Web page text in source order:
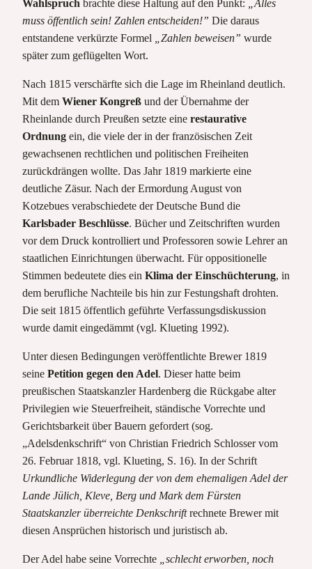
Wahlspruch brachte diese Haltung auf den Punkt:
„Alles
muss öffentlich sein! Zahlen entscheiden!” Die daraus
entstandene verkürzte Formel
„Zahlen beweisen” wurde
später zum geflügelten Wort.
Nach 1815 verschärfte sich die Lage im Rheinland deutlich.
Mit dem Wiener Kongreß und der Übernahme der
Rheinlande durch Preußen setzte eine restaurative
Ordnung ein, die viele der in der französischen Zeit
gewachsenen rechtlichen und politischen Freiheiten
zurückdrängen wollte. Das Jahr 1819 markierte eine
deutliche Zäsur. Nach der Ermordung August von
Kotzebues verabschiedete der Deutsche Bund die
Karlsbader Beschlüsse. Bücher und Zeitschriften wurden
vor dem Druck kontrolliert und Professoren sowie Lehrer an
staatlichen Einrichtungen überwacht. Für oppositionelle
Stimmen bedeutete dies ein Klima der Einschüchterung, in
dem berufliche Nachteile bis hin zur Festungshaft drohten.
Die seit 1815 öffentlich geführte Verfassungsdiskussion
wurde damit eingedämmt (vgl. Klueting 1992).
Unter diesen Bedingungen veröffentlichte Brewer 1819
seine Petition gegen den Adel. Dieser hatte beim
preußischen Staatskanzler Hardenberg die Rückgabe alter
Privilegien wie Steuerfreiheit, ständische Vorrechte und
Gerichtsbarkeit über Bauern gefordert (sog.
„Adelsdenkschrift“ von Christian Friedrich Schlosser vom
26. Februar 1818, vgl. Klueting, S. 16). In der Schrift
Urkundliche Widerlegung der von dem ehemaligen Adel der
Lande Jülich, Kleve, Berg und Mark dem Fürsten
Staatskanzler überreichte Denkschriftrechnete Brewer mit
diesen Ansprüchen historisch und juristisch ab.
Der Adel habe seine Vorrechte
„schlecht erworben, noch